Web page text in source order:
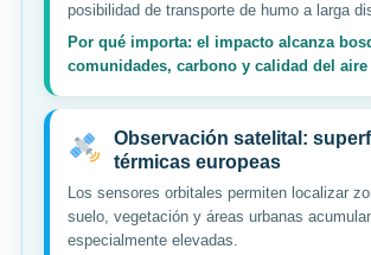
posibilidad de transporte de humo a larga
Por qué importa: el impacto alcanza
comunidades, carbono y calidad del
Observación satelital:
térmicas europeas
Los sensores orbitales permiten localizar
suelo, vegetación y áreas urbanas
especialmente elevadas.